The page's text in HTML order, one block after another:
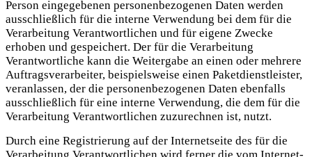
Person eingegebenen personenbezogenen Daten werden
ausschließlich für die interne Verwendung bei dem für die
Verarbeitung Verantwortlichen und für eigene Zwecke
erhoben und gespeichert. Der für die Verarbeitung
Verantwortliche kann die Weitergabe an einen oder mehrere
Auftragsverarbeiter, beispielsweise einen Paketdienstleister,
veranlassen, der die personenbezogenen Daten ebenfalls
ausschließlich für eine interne Verwendung, die dem für die
Verarbeitung Verantwortlichen zuzurechnen ist, nutzt.
Durch eine Registrierung auf der Internetseite des für die